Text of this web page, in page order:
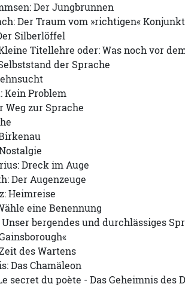
Der Jungbrunnen
Der Traum vom »richtigen«
Silberlöffel
Titellehre oder: Was noch vor
der Sprache
Kein Problem
Weg zur Sprache
Dreck im Auge
Der Augenzeuge
Heimreise
eine Benennung
Unser bergendes und durchlässiges
des Wartens
Das Chamäleon
secret du poète - Das Geheimnis des